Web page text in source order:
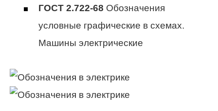
ГОСТ 2.722-68 Обозначения
условные графические в схемах.
Машины электрические